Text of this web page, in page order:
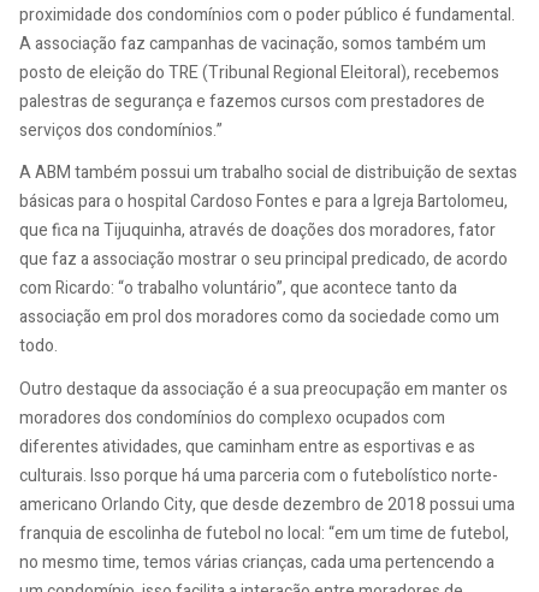
proximidade dos condomínios com o poder público é fundamental.
A associação faz campanhas de vacinação, somos também um
posto de eleição do TRE (Tribunal Regional Eleitoral), recebemos
palestras de segurança e fazemos cursos com prestadores de
serviços dos condomínios.”
A ABM também possui um trabalho social de distribuição de sextas
básicas para o hospital Cardoso Fontes e para a Igreja Bartolomeu,
que fica na Tijuquinha, através de doações dos moradores, fator
que faz a associação mostrar o seu principal predicado, de acordo
com Ricardo: “o trabalho voluntário”, que acontece tanto da
associação em prol dos moradores como da sociedade como um
todo.
Outro destaque da associação é a sua preocupação em manter os
moradores dos condomínios do complexo ocupados com
diferentes atividades, que caminham entre as esportivas e as
culturais. Isso porque há uma parceria com o futebolístico norte-
americano Orlando City, que desde dezembro de 2018 possui uma
franquia de escolinha de futebol no local: “em um time de futebol,
no mesmo time, temos várias crianças, cada uma pertencendo a